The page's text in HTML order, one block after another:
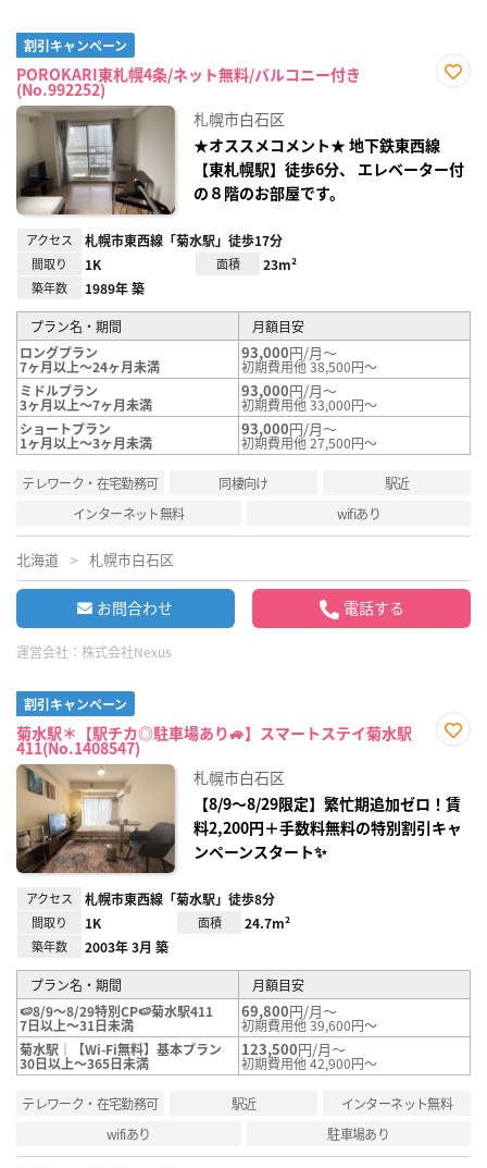
割引キャンペーン
POROKARI東札幌4条/ネット無料/バルコニー付き
(No.992252)
録
札幌市白石区
★オススメコメント★ 地下鉄東西線
【東札幌駅】徒歩6分、 エレベーター付
の８階のお部屋です。
アクセス 札幌市東西線「菊水駅」徒歩17分
間取り 1K 面積 23m²
築年数 1989年 築
プラン名・期間
月額目安
ロングプラン
7ヶ月以上～24ヶ月未満
93,000円/月～
初期費用他 38,500円～
ミドルプラン
3ヶ月以上～7ヶ月未満
93,000円/月～
初期費用他 33,000円～
ショートプラン
1ヶ月以上～3ヶ月未満
93,000円/月～
初期費用他 27,500円～
テレワーク・在宅勤務可 同棲向け
駅近
インターネット無料
wifiあり
北海道 札幌市白石区
お問合わせ 電話する
運営会社： 株式会社Nexus
割引キャンペーン
菊水駅＊【駅チカ◎駐車場あり🚙】スマートステイ菊水駅
411(No.1408547)
録
札幌市白石区
【8/9～8/29限定】繁忙期追加ゼロ！賃
料2,200円＋手数料無料の特別割引キャ
ンペーンスタート✨
アクセス 札幌市東西線「菊水駅」徒歩8分
間取り 1K 面積 24.7m²
築年数 2003年 3月 築
プラン名・期間
月額目安
🍉8/9～8/29特別CP🍉菊水駅411
7日以上～31日未満
69,800円/月～
初期費用他 39,600円～
菊水駅｜【Wi-Fi無料】基本プラン
30日以上～365日未満
123,500円/月～
初期費用他 42,900円～
テレワーク・在宅勤務可 駅近
インターネット無料
wifiあり
駐車場あり